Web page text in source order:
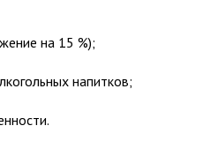
на 15 %);
напитков;